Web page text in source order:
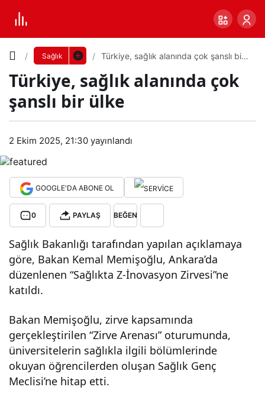
Sağlık
Türkiye, sağlık alanında çok şanslı bir
Türkiye, sağlık alanında çok
şanslı bir ülke
2 Ekim 2025, 21:30 yayınlandı
GOOGLE'DA ABONE OL
0 PAYLAŞ BEĞEN
Sağlık Bakanlığı tarafından yapılan açıklamaya
göre, Bakan Kemal Memişoğlu, Ankara’da
düzenlenen “Sağlıkta Z-İnovasyon Zirvesi”ne
katıldı.
Bakan Memişoğlu, zirve kapsamında
gerçekleştirilen “Zirve Arenası” oturumunda,
üniversitelerin sağlıkla ilgili bölümlerinde
okuyan öğrencilerden oluşan Sağlık Genç
Meclisi’ne hitap etti.
Tür
,
sağl
ık
alan
ında
çok
şan
Boyutunu
Küçük 100% Dev
Varsayılana
dön